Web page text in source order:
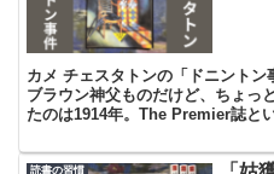
カメ チェスタトンの「ドニント
ブラウン神父ものだけど、ちょっ
たのは1914年。The Premier誌と
読書の習慣